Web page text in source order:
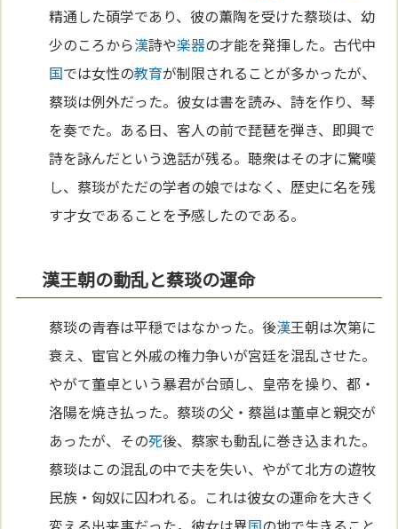
精通した碩学であり、彼の薫陶を受けた蔡琰は、幼
少のころから漢詩や楽器の才能を発揮した。古代中
国では女性の教育が制限されることが多かったが、
蔡琰は例外だった。彼女は書を読み、詩を作り、琴
を奏でた。ある日、客人の前で琵琶を弾き、即興で
詩を詠んだという逸話が残る。聴衆はその才に驚嘆
し、蔡琰がただの学者の娘ではなく、歴史に名を残
す才女であることを予感したのである。
漢王朝の動乱と蔡琰の運命
蔡琰の青春は平穏ではなかった。後漢王朝は次第に
衰え、宦官と外戚の権力争いが宮廷を混乱させた。
やがて董卓という暴君が台頭し、皇帝を操り、都・
洛陽を焼き払った。蔡琰の父・蔡邕は董卓と親交が
あったが、その死後、蔡家も動乱に巻き込まれた。
蔡琰はこの混乱の中で夫を失い、やがて北方の遊牧
民族・匈奴に囚われる。これは彼女の運命を大きく